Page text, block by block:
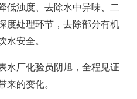
低浊度、去除水中异味、二
度处理环节，去除部分有机
安全。
厂化验员阴旭，全程见证
来的变化。